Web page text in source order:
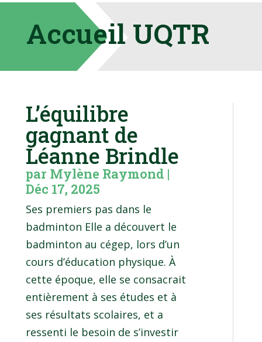
Accueil UQTR
L’équilibre
gagnant de
Léanne Brindle
par Mylène Raymond |
Déc 17, 2025
Ses premiers pas dans le
badminton Elle a découvert le
badminton au cégep, lors d’un
cours d’éducation physique. À
cette époque, elle se consacrait
entièrement à ses études et à
ses résultats scolaires, et a
ressenti le besoin de s’investir